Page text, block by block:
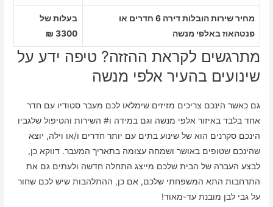
מחיר שירות הובלות דירה 6 חדרים או
פנטהאוז באלפי מנשה
בעלות של
3300 ₪
מתרגשים לקראת ההזזה? טיפה ידע על
שינועים בהעיר אלפי מנשה
גם כאשר הינכם צריכים מזיזים שימלאו לכם מעבר סטודיו עם חדר
אחד בלבד באיזור אלפי מנשה וגם במידה ו# השירות והטיפול שלגביו
הינכם סקרנים הוא של שינוע בתים עם יותר חדרים ו/או וילה, יוצא
שהינכם שטופים באושר ושמחה עצומה בתאריך המעבר. דווקא כן,
לבצע העברה של הבית שלכם מייצג התחלה חדשה ולעתים גם את
התרחבות התא המשפחתי שלכם, אם כן, ההתלהבות שיש לכם שחור
על גבי לבן מובנת עד-מאוד!